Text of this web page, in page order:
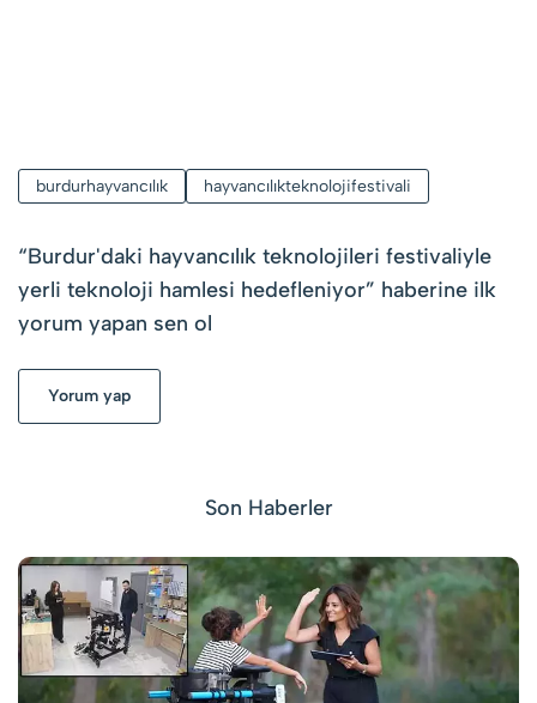
burdurhayvancılık hayvancılıkteknolojifestivali
“Burdur'daki hayvancılık teknolojileri festivaliyle
yerli teknoloji hamlesi hedefleniyor” haberine ilk
yorum yapan sen ol
Yorum yap
Son Haberler